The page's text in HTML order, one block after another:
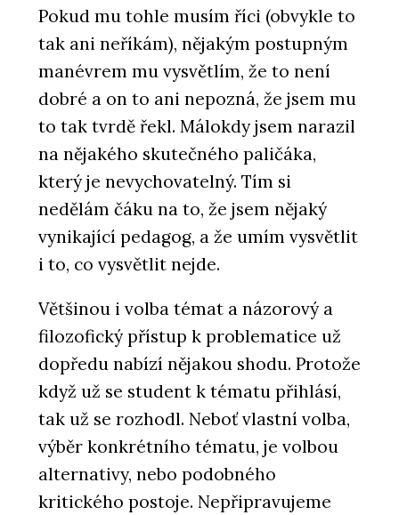
Pokud mu tohle musím říci (obvykle to
tak ani neříkám), nějakým postupným
manévrem mu vysvětlím, že to není
dobré a on to ani nepozná, že jsem mu
to tak tvrdě řekl. Málokdy jsem narazil
na nějakého skutečného paličáka,
který je nevychovatelný. Tím si
nedělám čáku na to, že jsem nějaký
vynikající pedagog, a že umím vysvětlit
i to, co vysvětlit nejde.
Většinou i volba témat a názorový a
filozofický přístup k problematice už
dopředu nabízí nějakou shodu. Protože
když už se student k tématu přihlásí,
tak už se rozhodl. Neboť vlastní volba,
výběr konkrétního tématu, je volbou
alternativy, nebo podobného
kritického postoje. Nepřipravujeme